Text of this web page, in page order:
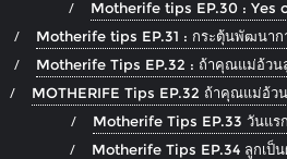
Motherife tips EP.30 : Yes
Motherife tips EP.31 : กระตุ้นพัฒนา
Motherife Tips EP.32 : ถ้าคุณแม่อ้วน
MOTHERIFE Tips EP.32 ถ้าคุณแม่อ้ว
Motherife Tips EP.33 วันแรก
Motherife Tips EP.34 ลูกเป็น